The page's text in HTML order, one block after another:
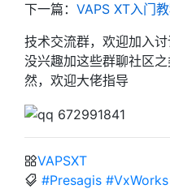
下一篇： VAPS XT入门
技术交流群，欢迎加入
没兴趣加这些群聊社区
然，欢迎大佬指导
VAPSXT
#Presagis #VxWorks